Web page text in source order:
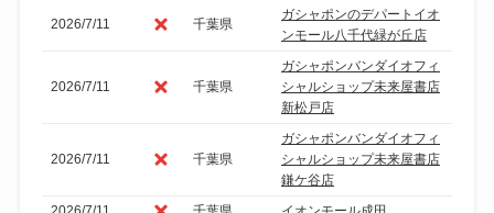
2026/7/11 千葉県
ガシャポンのデパートイオ
ンモール八千代緑が丘店
2026/7/11 千葉県
ガシャポンバンダイオフィ
シャルショップ未来屋書店
新松戸店
2026/7/11 千葉県
ガシャポンバンダイオフィ
シャルショップ未来屋書店
鎌ケ谷店